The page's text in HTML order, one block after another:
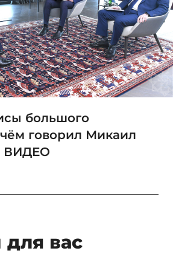
большого
говорил Микаил
ВИДЕО
для вас